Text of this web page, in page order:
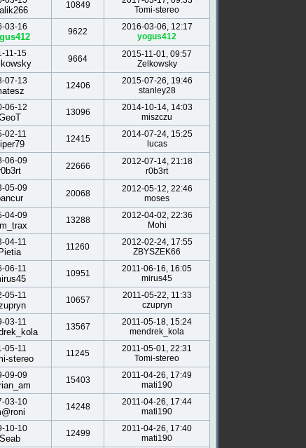
10849
Tomi-stereo
03-16 9622
2016-03-06, 12:17
yogus412
11-15
9664
2015-11-01, 09:57
Zelkowsky
07-13 12406
2015-07-26, 19:46
stanley28
06-12 13096
2014-10-14, 14:03
miszczu
02-11 12415
2014-07-24, 15:25
lucas
06-09
22666
2012-07-14, 21:18
r0b3rt
05-09
20068
2012-05-12, 22:46
moses
04-09 13288
2012-04-02, 22:36
Mohi
04-11
Pietia 11260
2012-02-24, 17:55
ZBYSZEK66
06-11 10951
2011-06-16, 16:05
mirus45
05-11 10657
2011-05-22, 11:33
czupryn
03-11 13567
2011-05-18, 15:24
mendrek_kola
05-11
stereo 11245
2011-05-01, 22:31
Tomi-stereo
09-09 15403
2011-04-26, 17:49
mati190
03-10 14248
2011-04-26, 17:44
mati190
10-10
Seab 12499
2011-04-26, 17:40
mati190